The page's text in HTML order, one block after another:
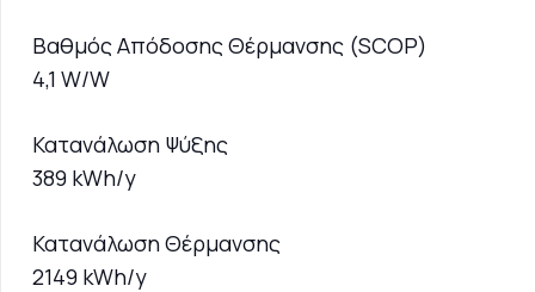
Βαθμός Απόδοσης Θέρμανσης (SCOP)
4,1 W/W
Κατανάλωση Ψύξης
389 kWh/y
Κατανάλωση Θέρμανσης
2149 kWh/y